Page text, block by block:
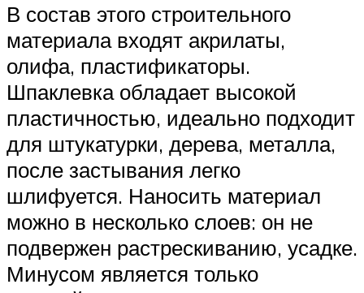
В состав этого строительного
материала входят акрилаты,
олифа, пластификаторы.
Шпаклевка обладает высокой
пластичностью, идеально подходит
для штукатурки, дерева, металла,
после застывания легко
шлифуется. Наносить материал
можно в несколько слоев: он не
подвержен растрескиванию, усадке.
Минусом является только